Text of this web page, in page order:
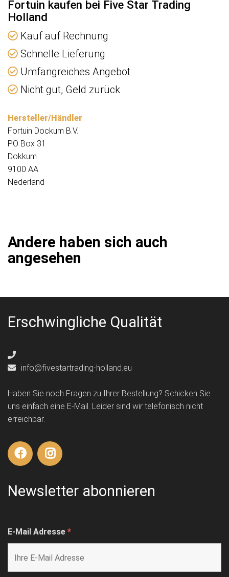
Fortuin kaufen bei Five Star Trading
Holland
Kauf auf Rechnung
Schnelle Lieferung
Umfangreiches Angebot
Nicht gut, Geld zurück
Hersteller/Händler
Fortuin Dockum B.V.
PO Box 31
Dokkum
9100 AA
Nederland
Andere haben sich auch
angesehen
Erschwingliche Qualität
info@fivestartrading-holland.eu
Haben Sie noch Fragen zu Ihrer Bestellung? Schicken Sie
uns einfach eine E-Mail. Leider sind wir telefonisch nicht
erreichbar.
Newsletter abonnieren
E-Mail Adresse *